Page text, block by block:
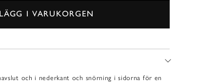
LÄGG I VARUKORGEN
och i nederkant och snörning i sidorna för en